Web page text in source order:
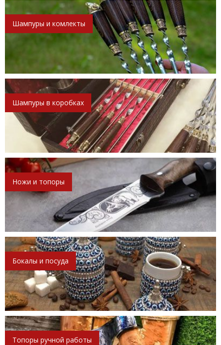
Шампуры и комлекты
Шампуры в коробках
Ножи и топоры
Бокалы и посуда
Топоры ручной работы